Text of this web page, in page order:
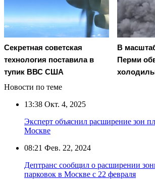
Секретная советская
технология поставила в
тупик ВВС США
В
Перми
Новости по теме
13:38 Окт. 4, 2025
Эксперт объяснил расширение зон
Москве
08:21 Фев. 22, 2024
Дептранс сообщил о расширении
парковок в Москве с 22 февраля